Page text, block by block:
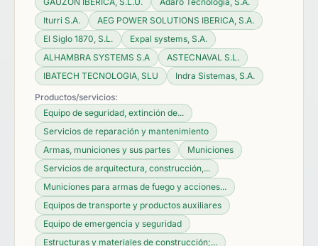
Iturri S.A.
AEG POWER SOLUTIONS IBERICA, S.A.
El Siglo 1870, S.L.
Expal systems, S.A.
ALHAMBRA SYSTEMS S.A
ASTECNAVAL S.L.
IBATECH TECNOLOGIA, SLU
Indra Sistemas, S.A.
Productos/servicios:
Equipo de seguridad, extinción de...
Servicios de reparación y mantenimiento
Armas, municiones y sus partes
Municiones
Servicios de arquitectura, construcción,...
Municiones para armas de fuego y acciones...
Equipos de transporte y productos auxiliares
Equipo de emergencia y seguridad
Estructuras y materiales de construcción;...